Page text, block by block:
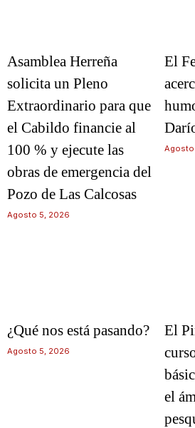
Asamblea Herreña
solicita un Pleno
Extraordinario para que
el Cabildo financie al
100 % y ejecute las
obras de emergencia del
Pozo de Las Calcosas
Agosto 5, 2026
El
¿Qué nos está pasando?
Agosto 5, 2026
El
el